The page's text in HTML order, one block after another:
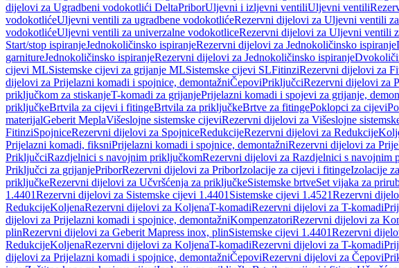
dijelovi za Ugradbeni vodokotlići DeltaPriborUljevni i izljevni ventiliUljevni ventili
vodokotlićeUljevni ventili za ugradbene vodokotlićeRezervni dijelovi za Uljevni ventili
vodokotlićeUljevni ventili za univerzalne vodokotliceRezervni dijelovi za Uljevni ventili
Start/stop ispiranjeJednokoličinsko ispiranjeRezervni dijelovi za Jednokoličinsko ispiranje
garnitureJednokoličinsko ispiranjeRezervni dijelovi za Jednokoličinsko ispiranje
cijevi MLSistemske cijevi za grijanje MLSistemske cijevi SLFitinziRezervni dijelovi za
dijelovi za Prijelazni komadi i spojnice, demontažniČepoviPriključciRezervni dijelovi za
priključkom za stiskanjeT-komadi za grijanjePrijelazni komadi i spojevi za grijanje,
priključkeBrtvila za cijevi i fitingeBrtvila za priključkeBrtve za fitingePoklopci za cijevi
materijalGeberit MeplaVišeslojne sistemske cijeviRezervni dijelovi za Višeslojne
FitinziSpojniceRezervni dijelovi za SpojniceRedukcijeRezervni dijelovi za Redukcije
Prijelazni komadi, fiksniPrijelazni komadi i spojnice, demontažniRezervni dijelovi za
PriključciRazdjelnici s navojnim priključkomRezervni dijelovi za Razdjelnici s navojnim
Priključci za grijanjePriborRezervni dijelovi za PriborIzolacije za cijevi i fitingeIzolacije
priključkeRezervni dijelovi za Učvršćenja za priključkeSistemske brtveSet vijaka za
1.4401Rezervni dijelovi za Sistemske cijevi 1.4401 Sistemske cijevi 1.4521Rezervni
RedukcijeKoljenaRezervni dijelovi za KoljenaT-komadiRezervni dijelovi za T-komadi
dijelovi za Prijelazni komadi i spojnice, demontažniKompenzatoriRezervni dijelovi za
plinRezervni dijelovi za Geberit Mapress inox, plinSistemske cijevi 1.4401Rezervni
RedukcijeKoljenaRezervni dijelovi za KoljenaT-komadiRezervni dijelovi za T-komadi
dijelovi za Prijelazni komadi i spojnice, demontažniČepoviRezervni dijelovi za Čepovi